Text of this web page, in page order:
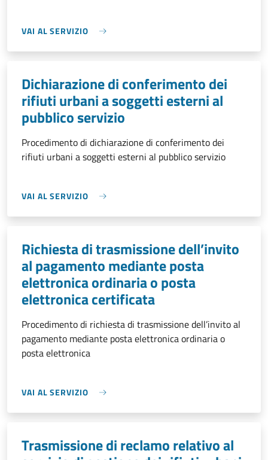
VAI AL SERVIZIO
Dichiarazione di conferimento dei
rifiuti urbani a soggetti esterni al
pubblico servizio
Procedimento di dichiarazione di conferimento dei
rifiuti urbani a soggetti esterni al pubblico servizio
VAI AL SERVIZIO
Richiesta di trasmissione dell’invito
al pagamento mediante posta
elettronica ordinaria o posta
elettronica certificata
Procedimento di richiesta di trasmissione dell’invito al
pagamento mediante posta elettronica ordinaria o
posta elettronica
VAI AL SERVIZIO
Trasmissione di reclamo relativo al